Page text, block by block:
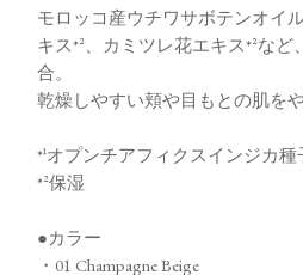
モロッコ産ウチワサボテンオイ
キス*²、カミツレ花エキス*²な
合。
乾燥しやすい頬や目もとの肌を
*¹オプンチアフィクスインジカ種
*²保湿
●カラー
・01 Champagne Beige